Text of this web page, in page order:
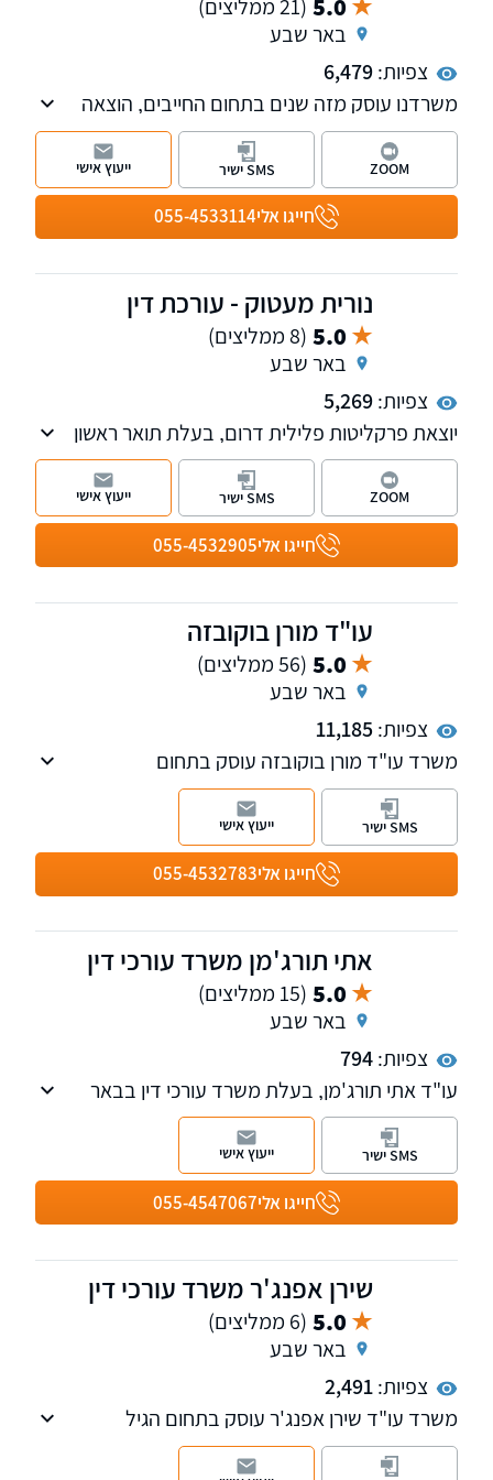
5.0 (21 ממליצים)
באר שבע
צפיות:6,479
משרדנו עוסק מזה שנים בתחום החייבים, הוצאה
לפועל, הסדרי חוב וחדלות פירעון (פשיטת רגל).
כמו כן משרדנו נותן שירות בתחום נזיקין, המשפט
האזרחי והליכי גישור. נשמח לקבוע פגישת ייעוץ
במשרדנו
חייגו אלי055-4533114
ZOOM SMS ישיר ייעוץ אישי
נורית מעטוק - עורכת דין
5.0 (8 ממליצים)
באר שבע
צפיות:5,269
יוצאת פרקליטות פלילית דרום, בעלת תואר ראשון
במשפטים ותואר שני במשפטים בהתמקצעות
פלילית. המשרד מעניק ייצוג בכל עולם המשפט
הפלילי, בתחום התעבורה, משפט מנהלי ועתירות
ותביעות לשון הרע.חייגו אלי055-4532905
ZOOM SMS ישיר ייעוץ אישי
עו"ד מורן בוקובזה
5.0 (56 ממליצים)
באר שבע
צפיות:11,185
משרד עו"ד מורן בוקובזה עוסק בתחום
האזרחי-מסחרי, וכן בתחום המקרקעין לרבות
ליטיגציה, חדלות פירעון, צוואות, ירושות וייפוי כח
מתמשך.
חייגו אלי055-4532783
SMS ישיר ייעוץ אישי
אתי תורג'מן משרד עורכי דין
5.0 (15 ממליצים)
באר שבע
צפיות:794
עו"ד אתי תורג'מן, בעלת משרד עורכי דין בבאר
שבע, בעלת תואר ראשון במשפטים ובעלת תואר
נוסף ראשון במדעי הרוח והחברה. עוסקת בהוצאה
לפועל וחדלות פירעון, עם הצלחות רבות בייצוג
חייבים, וכן בתחומי ביטוח לאומי, תאונות עבודה
ודרכים, צוואות וייפוי כוח מתמשך.
חייגו אלי055-4547067
SMS ישיר ייעוץ אישי
שירן אפנג'ר משרד עורכי דין
5.0 (6 ממליצים)
באר שבע
צפיות:2,491
משרד עו"ד שירן אפנג'ר עוסק בתחום הגיל
השלישי, בתחום הנדל"ן והמקרקעין, צוואות
וירושות, ליטיגציה והסכמים משפחתיים כגון ייפוי כח